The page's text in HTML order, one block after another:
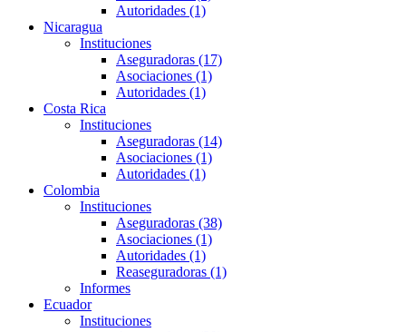
Autoridades (1)
Nicaragua
Instituciones
Aseguradoras (17)
Asociaciones (1)
Autoridades (1)
Costa Rica
Instituciones
Aseguradoras (14)
Asociaciones (1)
Autoridades (1)
Colombia
Instituciones
Aseguradoras (38)
Asociaciones (1)
Autoridades (1)
Reaseguradoras (1)
Informes
Ecuador
Instituciones